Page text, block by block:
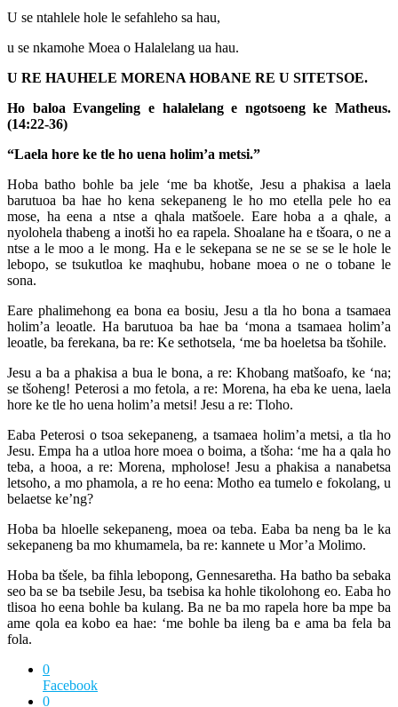
U se ntahlele hole le sefahleho sa hau,
u se nkamohe Moea o Halalelang ua hau.
U RE HAUHELE MORENA HOBANE RE U SITETSOE.
Ho baloa Evangeling e halalelang e ngotsoeng ke Matheus.
(14:22-36)
“Laela hore ke tle ho uena holim’a metsi.”
Hoba batho bohle ba jele ‘me ba khotše, Jesu a phakisa a laela
barutuoa ba hae ho kena sekepaneng le ho mo etella pele ho ea
mose, ha eena a ntse a qhala matšoele. Eare hoba a a qhale, a
nyolohela thabeng a inotši ho ea rapela. Shoalane ha e tšoara, o ne a
ntse a le moo a le mong. Ha e le sekepana se ne se se se le hole le
lebopo, se tsukutloa ke maqhubu, hobane moea o ne o tobane le
sona.
Eare phalimehong ea bona ea bosiu, Jesu a tla ho bona a tsamaea
holim’a leoatle. Ha barutuoa ba hae ba ‘mona a tsamaea holim’a
leoatle, ba ferekana, ba re: Ke sethotsela, ‘me ba hoeletsa ba tšohile.
Jesu a ba a phakisa a bua le bona, a re: Khobang matšoafo, ke ‘na;
se tšoheng! Peterosi a mo fetola, a re: Morena, ha eba ke uena, laela
hore ke tle ho uena holim’a metsi! Jesu a re: Tloho.
Eaba Peterosi o tsoa sekepaneng, a tsamaea holim’a metsi, a tla ho
Jesu. Empa ha a utloa hore moea o boima, a tšoha: ‘me ha a qala ho
teba, a hooa, a re: Morena, mpholose! Jesu a phakisa a nanabetsa
letsoho, a mo phamola, a re ho eena: Motho ea tumelo e fokolang, u
belaetse ke’ng?
Hoba ba hloelle sekepaneng, moea oa teba. Eaba ba neng ba le ka
sekepaneng ba mo khumamela, ba re: kannete u Mor’a Molimo.
Hoba ba tšele, ba fihla lebopong, Gennesaretha. Ha batho ba sebaka
seo ba se ba tsebile Jesu, ba tsebisa ka hohle tikolohong eo. Eaba ho
tlisoa ho eena bohle ba kulang. Ba ne ba mo rapela hore ba mpe ba
ame qola ea kobo ea hae: ‘me bohle ba ileng ba e ama ba fela ba
fola.
0
Facebook
0